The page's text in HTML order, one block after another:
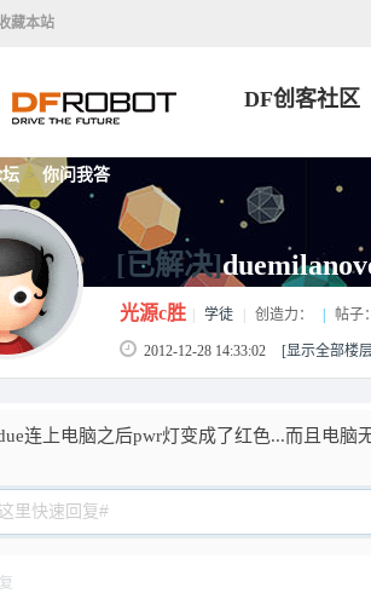
藏本站
DF创客社区
> 你问我答
[已解决]
光源c胜 学徒 创造力： 帖子：
2012-12-28 14:33:02 [显示全部楼
连上电脑之后pwr灯变成了红色...而且电脑